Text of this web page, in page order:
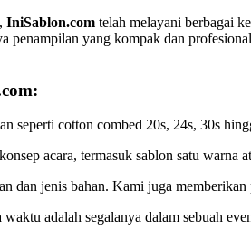
IniSablon.com telah melayani berbagai
yang kompak dan
seperti cotton combed 20s, 24s, 30s
acara, termasuk sablon satu warna
dan jenis bahan. Kami juga
adalah segalanya dalam sebuah